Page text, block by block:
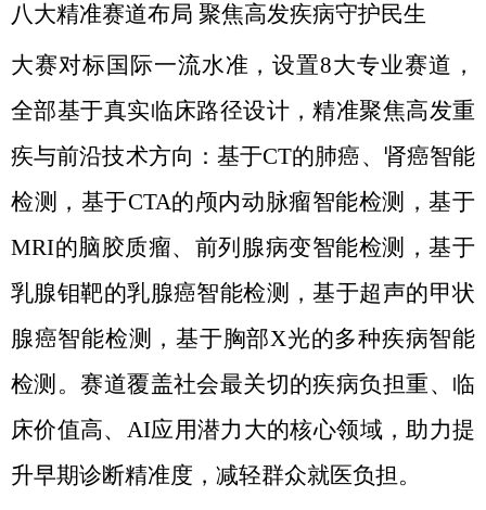
八大精准赛道布局 聚焦高发疾病守护民生
大赛对标国际一流水准，设置8大专业赛道，
全部基于真实临床路径设计，精准聚焦高发重
疾与前沿技术方向：基于CT的肺癌、肾癌智能
检测，基于CTA的颅内动脉瘤智能检测，基于
MRI的脑胶质瘤、前列腺病变智能检测，基于
乳腺钼靶的乳腺癌智能检测，基于超声的甲状
腺癌智能检测，基于胸部X光的多种疾病智能
检测。赛道覆盖社会最关切的疾病负担重、临
床价值高、AI应用潜力大的核心领域，助力提
升早期诊断精准度，减轻群众就医负担。